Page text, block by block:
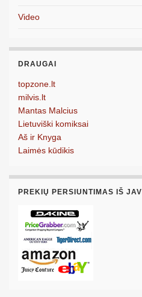
Video
DRAUGAI
topzone.lt
milvis.lt
Mantas Malcius
Lietuviški komiksai
Aš ir Knyga
Laimės kūdikis
PREKIŲ PERSIUNTIMAS IŠ JAV